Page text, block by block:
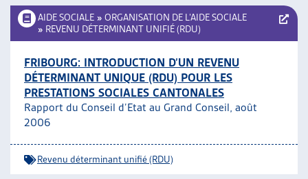
AIDE SOCIALE » ORGANISATION DE L’AIDE SOCIALE
» REVENU DÉTERMINANT UNIFIÉ (RDU)
FRIBOURG: INTRODUCTION D’UN REVENU
DÉTERMINANT UNIQUE (RDU) POUR LES
PRESTATIONS SOCIALES CANTONALES
Rapport du Conseil d’Etat au Grand Conseil, août
2006
Revenu déterminant unifié (RDU)